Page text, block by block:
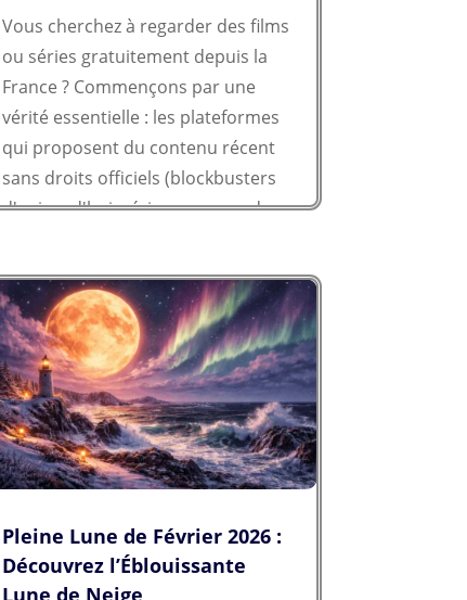
Vous cherchez à regarder des films
ou séries gratuitement depuis la
France ? Commençons par une
vérité essentielle : les plateformes
qui proposent du contenu récent
sans droits officiels (blockbusters
d'aujourd'hui, séries en cours de
Pleine Lune de Février 2026 :
Découvrez l’Éblouissante